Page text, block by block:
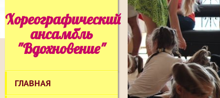
Хореографический
ансамбль
"Вдохновение"
ГЛАВНАЯ